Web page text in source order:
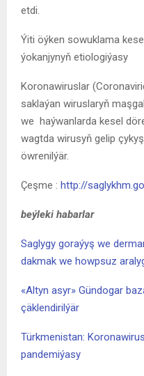
etdi.
Ýiti öýken sowuklama
ýokanjynyň etiologiýasy
Koronawiruslar
saklaýan wiruslaryň
we haýwanlarda kesel
wagtda wirusyň gelip
öwrenilýär.
Çeşme : http://
beýleki habarlar
Saglygy goraýyş we
dakmak we howpsuz
«Altyn asyr» Gündogar
çäklendirilýär
Türkmenistan:
pandemiýasy